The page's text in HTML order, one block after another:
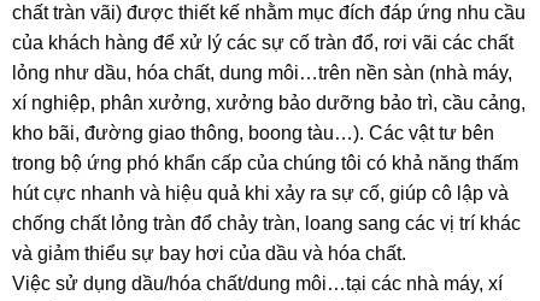
chất tràn vãi) được thiết kế nhằm mục đích đáp ứng nhu cầu
của khách hàng để xử lý các sự cố tràn đổ, rơi vãi các chất
lỏng như dầu, hóa chất, dung môi…trên nền sàn (nhà máy,
xí nghiệp, phân xưởng, xưởng bảo dưỡng bảo trì, cầu cảng,
kho bãi, đường giao thông, boong tàu…). Các vật tư bên
trong bộ ứng phó khẩn cấp của chúng tôi có khả năng thấm
hút cực nhanh và hiệu quả khi xảy ra sự cố, giúp cô lập và
chống chất lỏng tràn đổ chảy tràn, loang sang các vị trí khác
và giảm thiểu sự bay hơi của dầu và hóa chất.
Việc sử dụng dầu/hóa chất/dung môi…tại các nhà máy, xí